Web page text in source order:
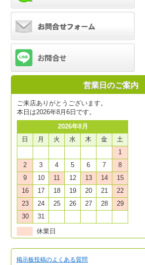
営業日のご案内
ご来店ありがとうございます。
本日は2026年8月6日です。
2026年8月
日
月 火 水 木 金
土
1
2
3 4 5 6 7
8
9
10 11 12 13 14
15
16
17 18 19 20 21
22
23
24 25 26 27 28
29
30
31
休業日
掲示板投稿のよくある質問